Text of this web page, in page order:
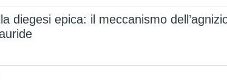
diegesi epica: il meccanismo